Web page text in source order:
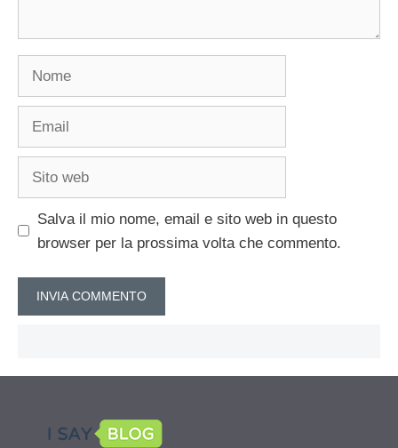
Salva il mio nome, email e sito web in questo
browser per la prossima volta che commento.